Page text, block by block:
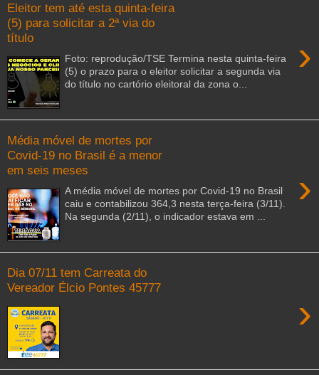
Eleitor tem até esta quinta-feira
(5) para solicitar a 2ª via do
título
›
Foto: reprodução/TSE Termina nesta quinta-feira
(5) o prazo para o eleitor solicitar a segunda via
do título no cartório eleitoral da zona o...
Média móvel de mortes por
Covid-19 no Brasil é a menor
em seis meses
›
A média móvel de mortes por Covid-19 no Brasil
caiu e contabilizou 364,3 nesta terça-feira (3/11).
Na segunda (2/11), o indicador estava em ...
Dia 07/11 tem Carreata do
Vereador Élcio Pontes 45777
›